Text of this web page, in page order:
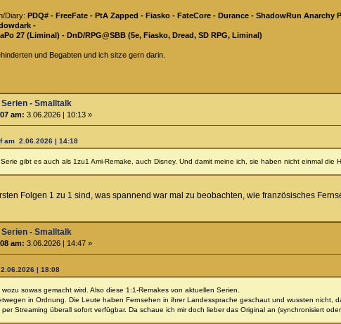
Diary: PDQ# - FreeFate - PtA Zapped - Fiasko - FateCore - Durance - ShadowRun
-
27 (Liminal) - DnD/RPG@SBB (5e, Fiasko, Dread, SD RPG, Liminal)
und Begabten und ich sitze gern darin.
Serien - Smalltalk
am: 3.06.2026 | 10:13 »
am 2.06.2026 | 14:18
gibt es auch als 1zu1 Ami-Remake, auch Disney. Und damit meine ich, sie haben nicht einmal die
Folgen 1 zu 1 sind, was spannend war mal zu beobachten, wie französisches
Serien - Smalltalk
am: 3.06.2026 | 14:47 »
| 18:08
wozu sowas gemacht wird. Also diese 1:1-Remakes von aktuellen Serien.
in Ordnung. Die Leute haben Fernsehen in ihrer Landessprache geschaut und wussten nicht,
Streaming überall sofort verfügbar. Da schaue ich mir doch lieber das Original an (synchronisiert